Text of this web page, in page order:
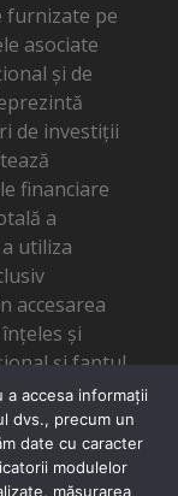
furnizate pe
asociate
și de
de investiții
financiare
a
utiliza
accesarea
și
și faptul
pentru
accesa informații
dvs., precum un
date cu caracter
modulelor
măsurarea